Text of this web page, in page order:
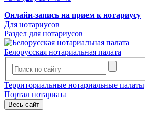
Онлайн-запись на прием к нотариусу
Для нотариусов
Раздел для нотариусов
Белорусская нотариальная палата
Территориальные нотариальные палаты
Портал нотариата
Весь сайт